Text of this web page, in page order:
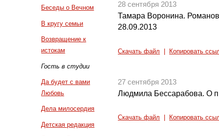
Беседы о Вечном
В кругу семьи
Возвращение к
истокам
Гость в студии
Да будет с вами
Любовь
Дела милосердия
Детская редакция
28 сентября 2013
Тамара Воронина.
28.09.2013
Скачать файл Копировать
27 сентября 2013
Людмила Бессарабова. О
Скачать файл Копировать